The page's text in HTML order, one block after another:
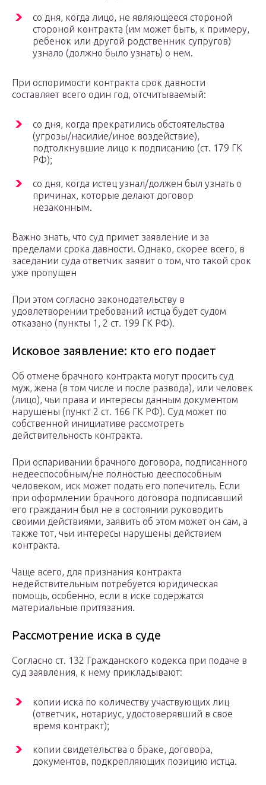
со дня, когда лицо, не являющееся стороной
стороной контракта (им может быть, к примеру,
ребенок или другой родственник супругов)
узнало (должно было узнать) о нем.
При оспоримости контракта срок давности
составляет всего один год, отсчитываемый:
со дня, когда прекратились обстоятельства
(угрозы/насилие/иное воздействие),
подтолкнувшие лицо к подписанию (ст. 179 ГК
РФ);
со дня, когда истец узнал/должен был узнать о
причинах, которые делают договор
незаконным.
Важно знать, что суд примет заявление и за
пределами срока давности. Однако, скорее всего, в
заседании суда ответчик заявит о том, что такой срок
уже пропущен
При этом согласно законодательству в
удовлетворении требований истца будет судом
отказано (пункты 1, 2 ст. 199 ГК РФ).
Исковое заявление: кто его подает
Об отмене брачного контракта могут просить суд
муж, жена (в том числе и после развода), или человек
(лицо), чьи права и интересы данным документом
нарушены (пункт 2 ст. 166 ГК РФ). Суд может по
собственной инициативе рассмотреть
действительность контракта.
При оспаривании брачного договора, подписанного
недееспособным/не полностью дееспособным
человеком, иск может подать его попечитель. Если
при оформлении брачного договора подписавший
его гражданин был не в состоянии руководить
своими действиями, заявить об этом может он сам, а
также тот, чьи интересы нарушены действием
контракта.
Чаще всего, для признания контракта
недействительным потребуется юридическая
помощь, особенно, если в иске содержатся
материальные притязания.
Рассмотрение иска в суде
Согласно ст. 132 Гражданского кодекса при подаче в
суд заявления, к нему прикладывают:
копии иска по количеству участвующих лиц
(ответчик, нотариус, удостоверявший в свое
время контракт);
копии свидетельства о браке, договора,
документов, подкрепляющих позицию истца.